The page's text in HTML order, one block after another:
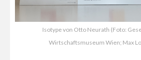
Isotype von Otto Neurath (Foto:
Wirtschaftsmuseum Wien; Max